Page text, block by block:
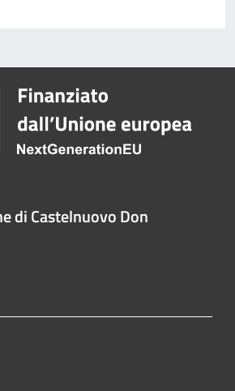
di Castelnuovo Don